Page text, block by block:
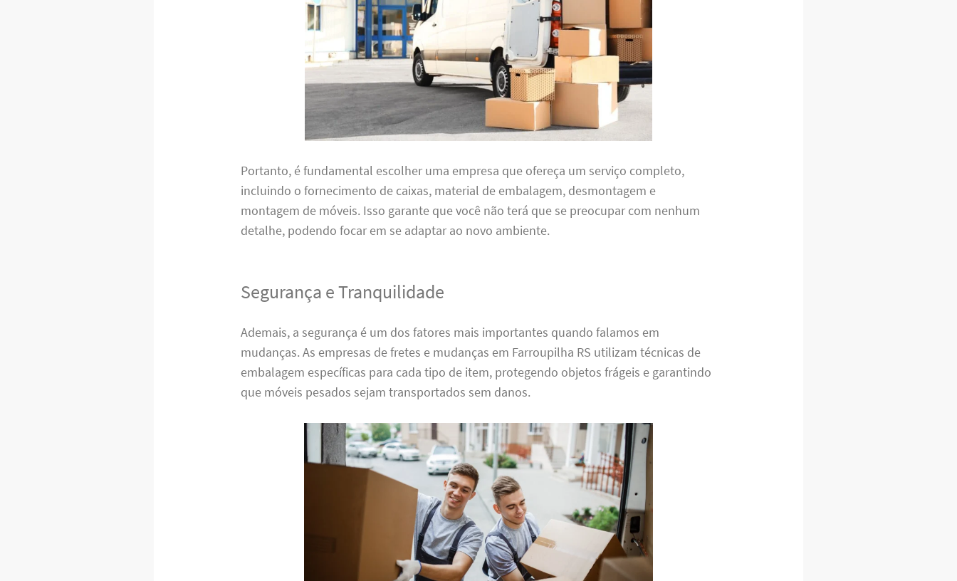
Portanto, é fundamental escolher uma empresa que ofereça um serviço completo,
incluindo o fornecimento de caixas, material de embalagem, desmontagem e
montagem de móveis. Isso garante que você não terá que se preocupar com nenhum
detalhe, podendo focar em se adaptar ao novo ambiente.
Segurança e Tranquilidade
Ademais, a segurança é um dos fatores mais importantes quando falamos em
mudanças. As empresas de fretes e mudanças em Farroupilha RS utilizam técnicas de
embalagem específicas para cada tipo de item, protegendo objetos frágeis e garantindo
que móveis pesados sejam transportados sem danos.